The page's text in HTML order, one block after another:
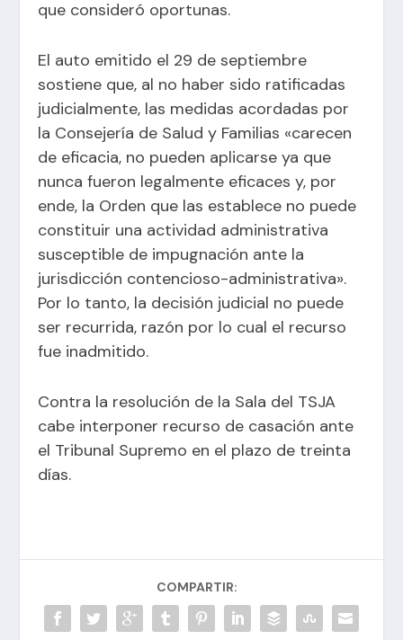
que consideró oportunas.
El auto emitido el 29 de septiembre
sostiene que, al no haber sido ratificadas
judicialmente, las medidas acordadas por
la Consejería de Salud y Familias «carecen
de eficacia, no pueden aplicarse ya que
nunca fueron legalmente eficaces y, por
ende, la Orden que las establece no puede
constituir una actividad administrativa
susceptible de impugnación ante la
jurisdicción contencioso-administrativa».
Por lo tanto, la decisión judicial no puede
ser recurrida, razón por lo cual el recurso
fue inadmitido.
Contra la resolución de la Sala del TSJA
cabe interponer recurso de casación ante
el Tribunal Supremo en el plazo de treinta
días.
COMPARTIR: